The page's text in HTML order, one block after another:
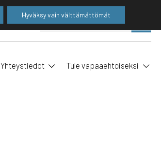
Yhteystiedot Tule vapaaehtoiseksi
Hyväksy vain välttämättömät